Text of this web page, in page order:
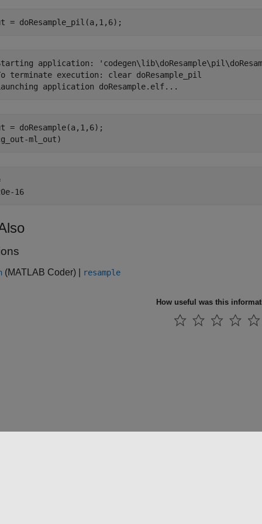
= doResample_pil(a,1,6);
application:
terminate execution: clear doResample_pil
= doResample(a,1,6);
ml_out)
(MATLAB Coder) resample
How useful was this